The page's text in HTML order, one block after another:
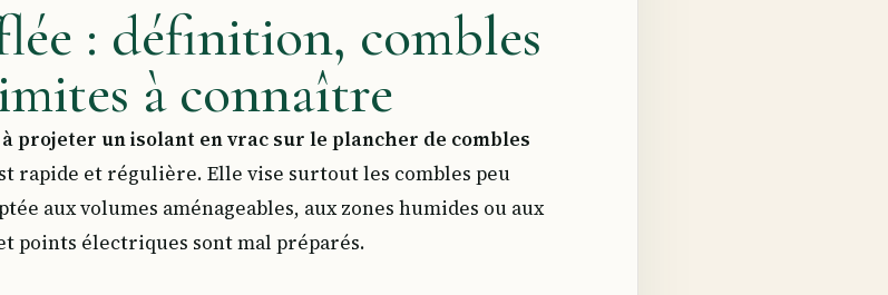
: définition, combles
à connaître
projeter un isolant en vrac sur le plancher de combles
rapide et régulière. Elle vise surtout les combles peu
aux volumes aménageables, aux zones humides ou aux
points électriques sont mal préparés.